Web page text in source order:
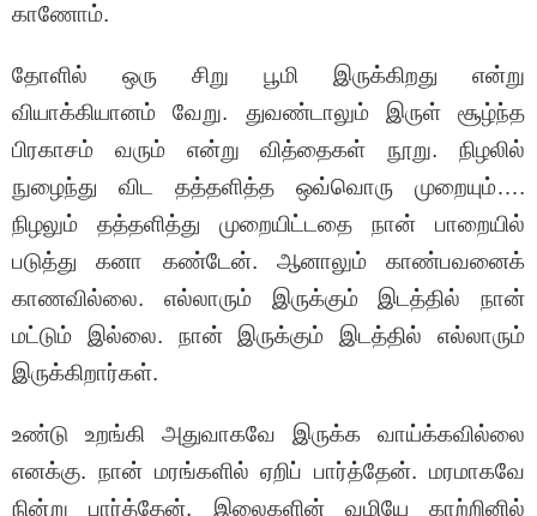
காணோம்.
தோளில் ஒரு சிறு பூமி இருக்கிறது என்று
வியாக்கியானம் வேறு. துவண்டாலும் இருள் சூழ்ந்த
பிரகாசம் வரும் என்று வித்தைகள் நூறு. நிழலில்
நுழைந்து விட தத்தளித்த ஒவ்வொரு முறையும்….
நிழலும் தத்தளித்து முறையிட்டதை நான் பாறையில்
படுத்து கனா கண்டேன். ஆனாலும் காண்பவனைக்
காணவில்லை. எல்லாரும் இருக்கும் இடத்தில் நான்
மட்டும் இல்லை. நான் இருக்கும் இடத்தில் எல்லாரும்
இருக்கிறார்கள்.
உண்டு உறங்கி அதுவாகவே இருக்க வாய்க்கவில்லை
எனக்கு. நான் மரங்களில் ஏறிப் பார்த்தேன். மரமாகவே
நின்று பார்த்தேன். இலைகளின் வழியே காற்றினில்